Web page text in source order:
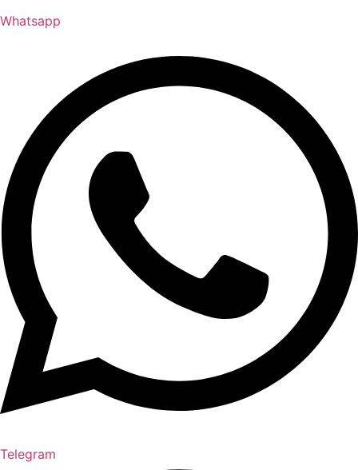
Whatsapp
Telegram